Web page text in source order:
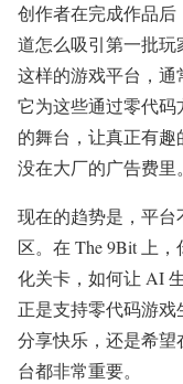
创作者在完成作品
道怎么吸引第一批玩
这样的游戏平台，通
它为这些通过零代
的舞台，让真正有
没在大厂的广告费里。
现在的趋势是，平
区。在 The 9Bit 上
化关卡，如何让 AI
正是支持零代码游
分享快乐，还是希
台都非常重要。